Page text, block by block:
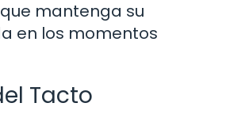
mantenga su
en los momentos
Tacto